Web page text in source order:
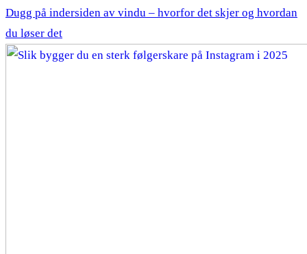
Dugg på indersiden av vindu – hvorfor det skjer og hvordan
du løser det